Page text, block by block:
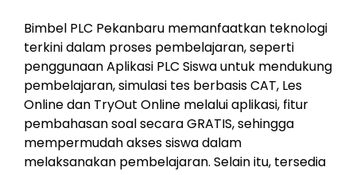
Bimbel PLC Pekanbaru memanfaatkan teknologi
terkini dalam proses pembelajaran, seperti
penggunaan Aplikasi PLC Siswa untuk mendukung
pembelajaran, simulasi tes berbasis CAT, Les
Online dan TryOut Online melalui aplikasi, fitur
pembahasan soal secara GRATIS, sehingga
mempermudah akses siswa dalam
melaksanakan pembelajaran. Selain itu, tersedia